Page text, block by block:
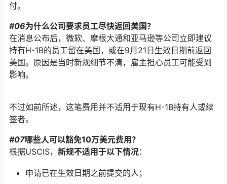
付。
#06为什么公司要求员工尽快返回美国？
在消息公布后，微软、摩根大通和亚马逊等公司立即建议
持有H-1B的员工留在美国，或在9月21日生效日期前返回
美国。原因是当时新规细节不清，雇主担心员工可能受到
影响。
不过如前所述，这笔费用并不适用于现有H-1B持有人或续
签者。
#07哪些人可以豁免10万美元费用？
根据USCIS， 新规不适用于以下情况：
申请已在生效日期之前提交的人；